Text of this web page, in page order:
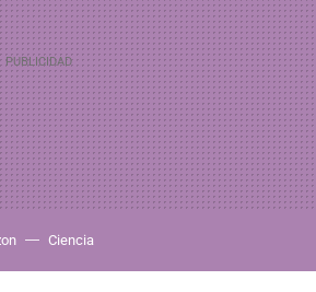
Ciencia